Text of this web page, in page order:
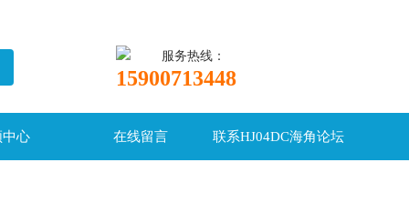
服务热线：
15900713448
心 在线留言 联系HJ04DC海角论坛